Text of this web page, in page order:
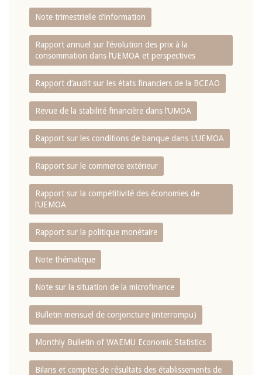
Note trimestrielle d‘information
Rapport annuel sur l‘évolution des prix à la
consommation dans l‘UEMOA et perspectives
Rapport d‘audit sur les états financiers de la BCEAO
Revue de la stabilité financière dans l‘UMOA
Rapport sur les conditions de banque dans L‘UEMOA
Rapport sur le commerce extérieur
Rapport sur la compétitivité des économies de
l‘UEMOA
Rapport sur la politique monétaire
Note thématique
Note sur la situation de la microfinance
Bulletin mensuel de conjoncture (interrompu)
Monthly Bulletin of WAEMU Economic Statistics
Bilans et comptes de résultats des établissements de